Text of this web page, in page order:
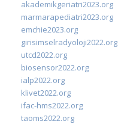
akademikgeriatri2023.org
marmarapediatri2023.org
emchie2023.org
girisimselradyoloji2022.org
utcd2022.org
biosensor2022.org
ialp2022.org
klivet2022.org
ifac-hms2022.org
taoms2022.org